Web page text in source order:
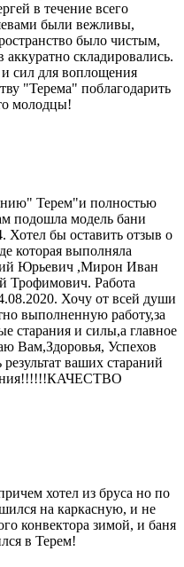
в течение всего
были вежливы,
было чистым,
складировались.
сил для воплощения
"Терема" поблагодарить
молодцы!
Терем"и полностью
подошла модель бани
Хотел бы оставить отзыв о
которая выполняла
Юрьевич ,Мирон Иван
Трофимович. Работа
Хочу от всей души
выполненную работу,за
старания и силы,а главное
Вам,Здоровья, Успехов
ваших стараний
хотел из бруса но по
на каркасную, и не
конвектора зимой, и баня
в Терем!